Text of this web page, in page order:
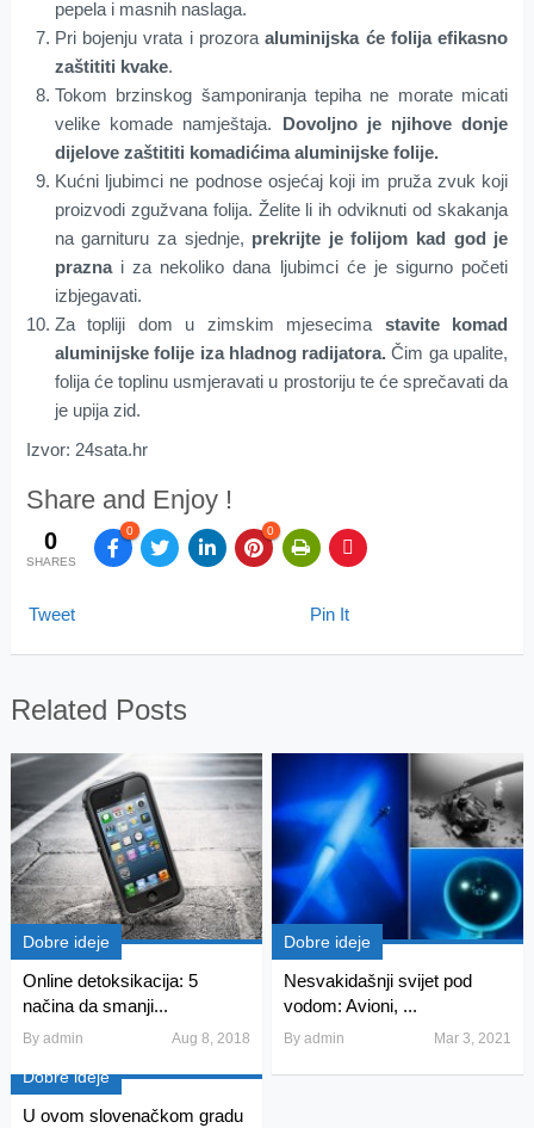
pepela i masnih naslaga.
Pri bojenju vrata i prozoraaluminijska će folija efikasno
zaštititi kvake.
Tokom brzinskog šamponiranja tepiha ne morate micati
velike komade namještaja. Dovoljno je njihove donje
dijelove zaštititi komadićima aluminijske folije.
Kućni ljubimci ne podnose osjećaj koji im pruža zvuk koji
proizvodi zgužvana folija. Želite li ih odviknuti od skakanja
na garnituru za sjednje, prekrijte je folijom kad god je
praznai za nekoliko dana ljubimci će je sigurno početi
izbjegavati.
Za topliji dom u zimskim mjesecima stavite komad
aluminijske folije iza hladnog radijatora. Čim ga upalite,
folija će toplinu usmjeravati u prostoriju te će sprečavati da
je upija zid.
Izvor: 24sata.hr
Share and Enjoy !
0
SHARES
0 0
Tweet Pin It
Related Posts
Dobre ideje
Online detoksikacija: 5
načina da smanji...
By admin Aug 8, 2018
Dobre ideje
Nesvakidašnji svijet pod
vodom: Avioni, ...
Byadmin Mar 3, 2021
Dobre ideje
U ovom slovenačkom gradu